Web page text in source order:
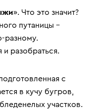
жи». Что это значит?
путаницы -
разному.
разобраться.
с
в кучу бугров,
участков.